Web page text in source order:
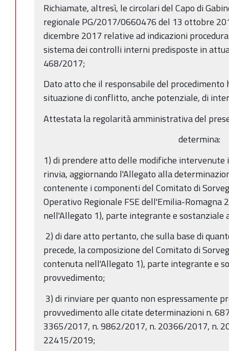
Richiamate, altresì, le circolari del Capo di
regionale PG/2017/0660476 del 13 ottobre
dicembre 2017 relative ad indicazioni
sistema dei controlli interni predisposte in
468/2017;
Dato atto che il responsabile del
situazione di conflitto, anche potenziale, di
Attestata la regolarità amministrativa del
determina:
1) di prendere atto delle modifiche intervenute
rinvia, aggiornando l'Allegato alla
contenente i componenti del Comitato di
Operativo Regionale FSE dell'Emilia-
nell'Allegato 1), parte integrante e
2) di dare atto pertanto, che sulla base di
precede, la composizione del Comitato di
contenuta nell'Allegato 1), parte integrante e
provvedimento;
3) di rinviare per quanto non espressamente
provvedimento alle citate determinazioni n.
3365/2017, n. 9862/2017, n. 20366/2017, n.
22415/2019;